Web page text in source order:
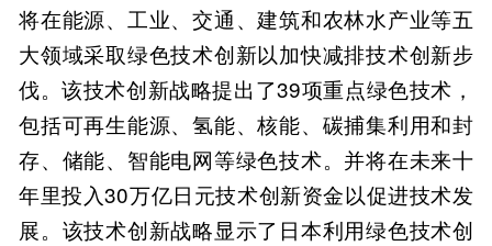
将在能源、工业、交通、建筑和农林水产业等五
大领域采取绿色技术创新以加快减排技术创新步
伐。该技术创新战略提出了39项重点绿色技术，
包括可再生能源、氢能、核能、碳捕集利用和封
存、储能、智能电网等绿色技术。并将在未来十
年里投入30万亿日元技术创新资金以促进技术发
展。该技术创新战略显示了日本利用绿色技术创